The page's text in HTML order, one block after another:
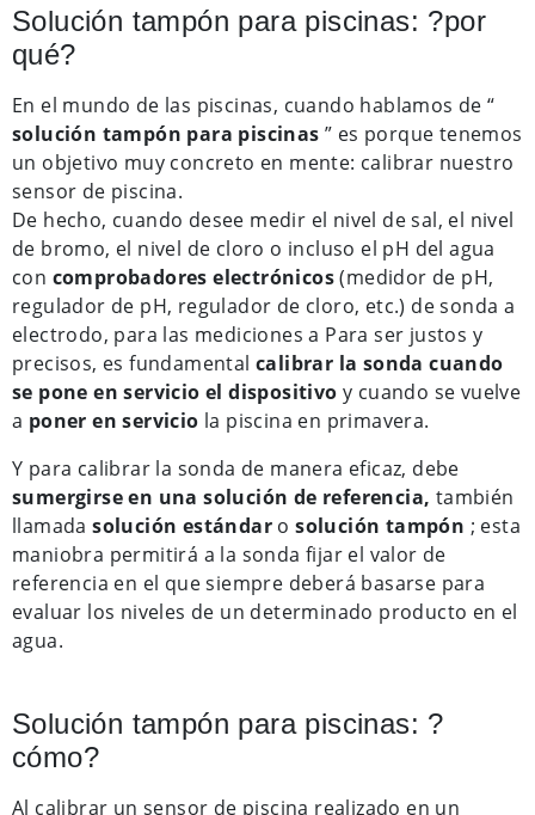
Solución tampón para piscinas: ?por
qué?
En el mundo de las piscinas, cuando hablamos de “
solución tampón para piscinas ” es porque tenemos
un objetivo muy concreto en mente: calibrar nuestro
sensor de piscina.
De hecho, cuando desee medir el nivel de sal, el nivel
de bromo, el nivel de cloro o incluso el pH del agua
con comprobadores electrónicos(medidor de pH,
regulador de pH, regulador de cloro, etc.) de sonda a
electrodo, para las mediciones a Para ser justos y
precisos, es fundamental calibrar la sonda cuando
se pone en servicio el dispositivo y cuando se vuelve
a poner en servicio la piscina en primavera.
Y para calibrar la sonda de manera eficaz, debe
sumergirse en una solución de referencia, también
llamadasolución estándar osolución tampón ; esta
maniobra permitirá a la sonda fijar el valor de
referencia en el que siempre deberá basarse para
evaluar los niveles de un determinado producto en el
agua.
Solución tampón para piscinas: ?
cómo?
Al calibrar un sensor de piscina realizado en un